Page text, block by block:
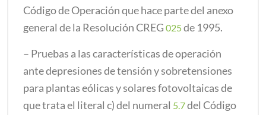
Código de Operación que hace parte del anexo
general de la Resolución CREG 025de 1995.
– Pruebas a las características de operación
ante depresiones de tensión y sobretensiones
para plantas eólicas y solares fotovoltaicas de
que trata el literal c) del numeral 5.7del Código